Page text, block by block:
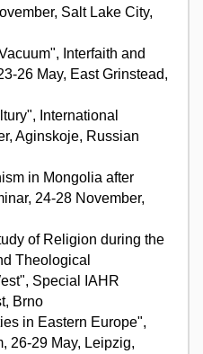
Salt Lake City,
Interfaith and
26 May, East Grinstead,
International
Aginskoje, Russian
in Mongolia after
24-28 November,
of Religion during the
Theological
Special IAHR
Brno
in Eastern Europe",
26-29 May, Leipzig,